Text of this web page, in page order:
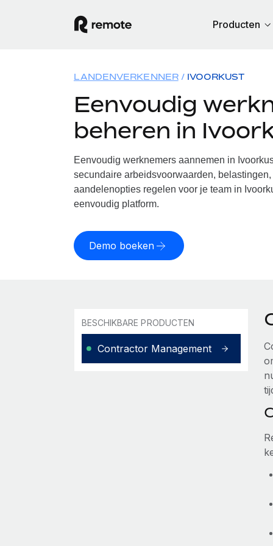
Producten
LANDENVERKENNER IVOORKUST
Eenvoudig
beheren in
Eenvoudig werknemers aannemen in
secundaire arbeidsvoorwaarden,
aandelenopties regelen voor je team in
eenvoudig platform.
Demo boeken
BESCHIKBARE PRODUCTEN
Contractor Management